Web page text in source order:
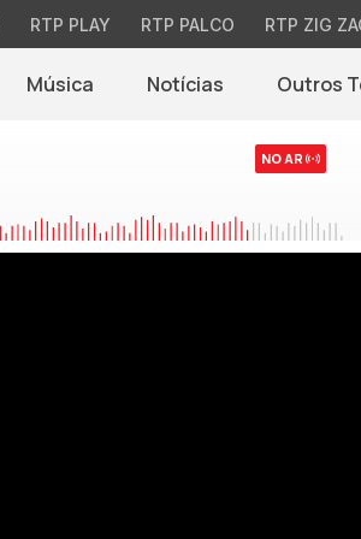
RTP PLAY RTP PALCO RTP ZIG
Música Notícias(abre em nova
Outros
NO AR